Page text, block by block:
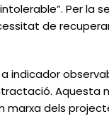
Per la
de
indicador
Aquesta
dels